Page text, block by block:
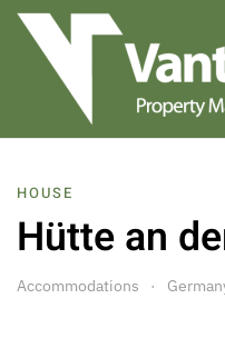
Skip to main content
HOUSE
Hütte an
Accommodations